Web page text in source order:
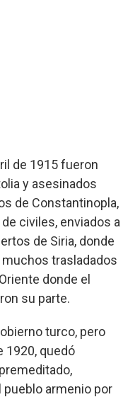
de 1915 fueron
y asesinados
de Constantinopla,
civiles, enviados a
de Siria, donde
trasladados
donde el
su parte.
turco, pero
1920, quedó
pueblo armenio por